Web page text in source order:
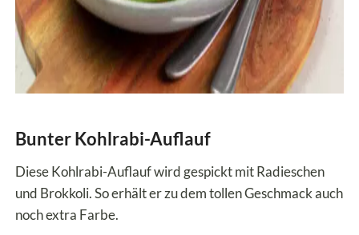
Bunter Kohlrabi-Auflauf
Diese Kohlrabi-Auflauf wird gespickt mit Radieschen
und Brokkoli. So erhält er zu dem tollen Geschmack auch
noch extra Farbe.